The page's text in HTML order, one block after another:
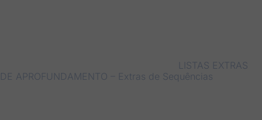
LISTAS EXTRAS
DE APROFUNDAMENTO – Extras de Sequências